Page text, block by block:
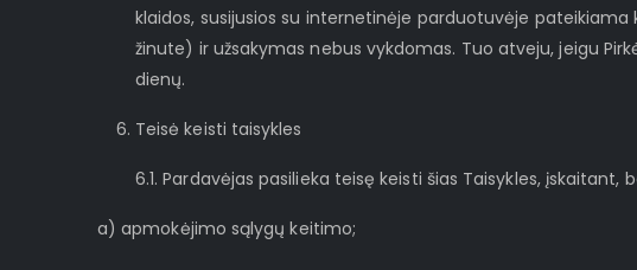
klaidos, susijusios su internetinėje parduotuvėje
žinute) ir užsakymas nebus vykdomas. Tuo atveju, jeigu
dienų.
Teisė keisti taisykles
6.1. Pardavėjas pasilieka teisę keisti šias Taisykles, įskaitant,
a) apmokėjimo sąlygų keitimo;